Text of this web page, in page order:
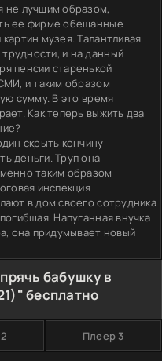
не лучшим образом,
ее фирме обещанные
музея. Талантливая
и на данный
пенсии старенькой
и таким образом
сумму. В это время
Как теперь выжить два
скрыть кончину
деньги. Труп она
таким образом
инспекция
в дом своего сотрудника
Напуганная внучка
она придумывает новый
бабушку в
бесплатно
Плеер 3